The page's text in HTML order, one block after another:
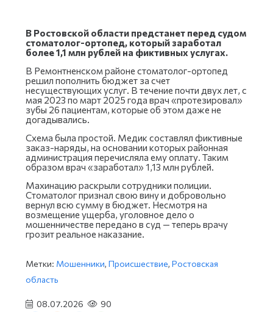
В Ростовской области предстанет перед судом
стоматолог-ортопед, который заработал
более 1,1 млн рублей на фиктивных услугах.
В Ремонтненском районе стоматолог-ортопед
решил пополнить бюджет за счет
несуществующих услуг. В течение почти двух лет, с
мая 2023 по март 2025 года врач «протезировал»
зубы 26 пациентам, которые об этом даже не
догадывались.
Схема была простой. Медик составлял фиктивные
заказ-наряды, на основании которых районная
администрация перечисляла ему оплату. Таким
образом врач «заработал» 1,13 млн рублей.
Махинацию раскрыли сотрудники полиции.
Стоматолог признал свою вину и добровольно
вернул всю сумму в бюджет. Несмотря на
возмещение ущерба, уголовное дело о
мошенничестве передано в суд — теперь врачу
грозит реальное наказание.
Метки: Мошенники, Происшествие, Ростовская
область
08.07.2026 90